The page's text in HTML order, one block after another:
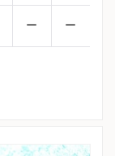
ー ー